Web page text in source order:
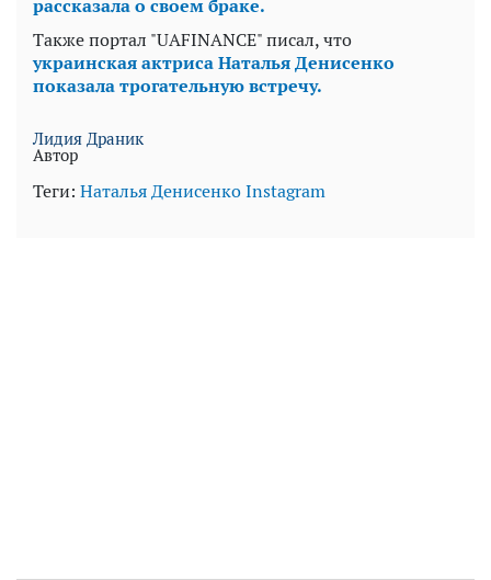
рассказала о своем браке.
Также портал "UAFINANCE" писал, что
украинская актриса Наталья Денисенко
показала трогательную встречу.
Лидия Драник
Автор
Теги: Наталья ДенисенкоInstagram